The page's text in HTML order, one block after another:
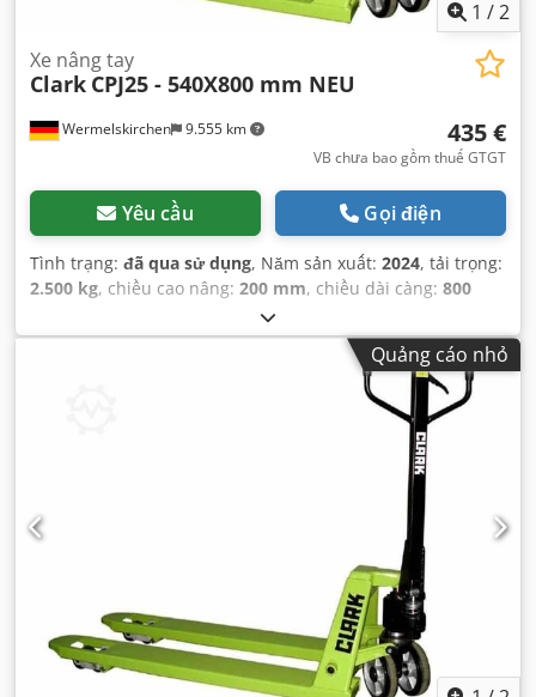
1 /2
Wermelskirchen 9.555 km
Xe nâng tay
Clark CPJ25 - 540X800 mm NEU
435 €
VB chưa bao gồm thuế GTGT
Yêu cầu Gọi điện
Tình trạng: đã qua sử dụng, Năm sản xuất: 2024, tải trọng:
2.500 kg, chiều cao nâng: 200 mm, chiều dài càng: 800
Handbetrieb
Quảng cáo nhỏ